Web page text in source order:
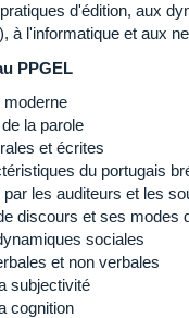
d'édition, aux
à l'informatique et aux
PPGEL
moderne
la parole
et écrites
du portugais
les auditeurs et les
discours et ses modes
sociales
et non verbales
subjectivité
cognition